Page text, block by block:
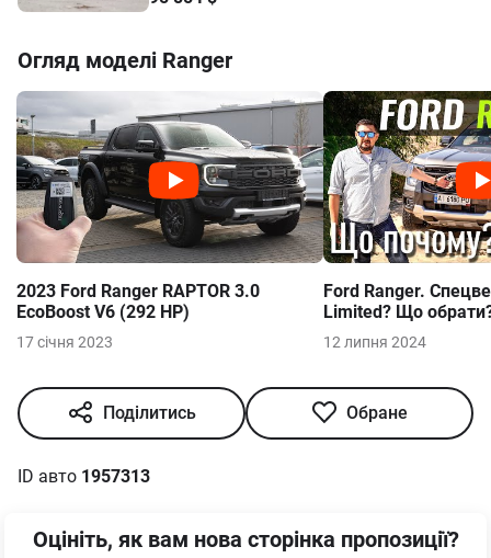
Огляд моделі Ranger
2023 Ford Ranger RAPTOR 3.0
EcoBoost V6 (292 HP)
17 січня 2023
Ford Ranger.
Limited? Що
12 липня 2024
Поділитись Обране
ID авто 1957313
Оцініть, як вам нова сторінка пропозиції?